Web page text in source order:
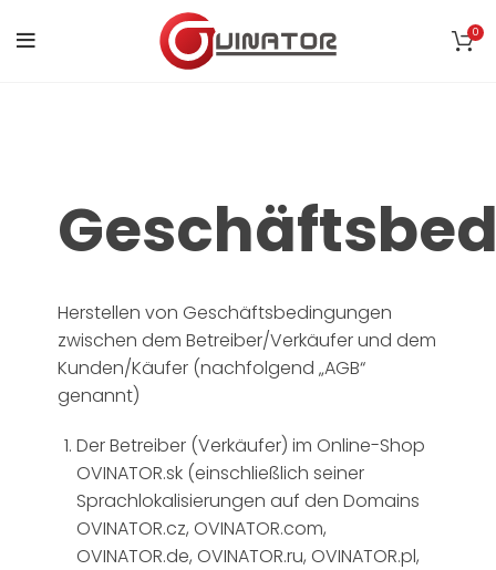
0
Herstellen von Geschäftsbedingungen
zwischen dem Betreiber/Verkäufer und dem
Kunden/Käufer (nachfolgend „AGB“
genannt)
Der Betreiber (Verkäufer) im Online-Shop
OVINATOR.sk (einschließlich seiner
Sprachlokalisierungen auf den Domains
OVINATOR.cz, OVINATOR.com,
OVINATOR.de, OVINATOR.ru, OVINATOR.pl,